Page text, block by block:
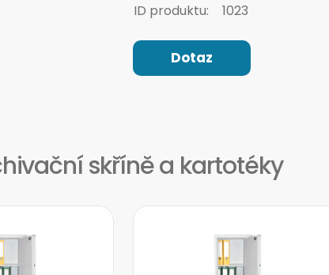
ID produktu:
1023
Dotaz
skříně a kartotéky